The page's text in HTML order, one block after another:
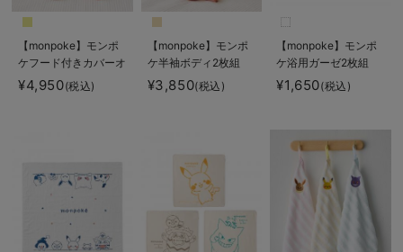
【monpoke】モンポ
ケフード付きカバーオ
ール
¥4,950(税込)
【monpoke】モンポ
ケ半袖ボディ2枚組
¥3,850(税込)
【monpoke】モンポ
ケ浴用ガーゼ2枚組
¥1,650(税込)